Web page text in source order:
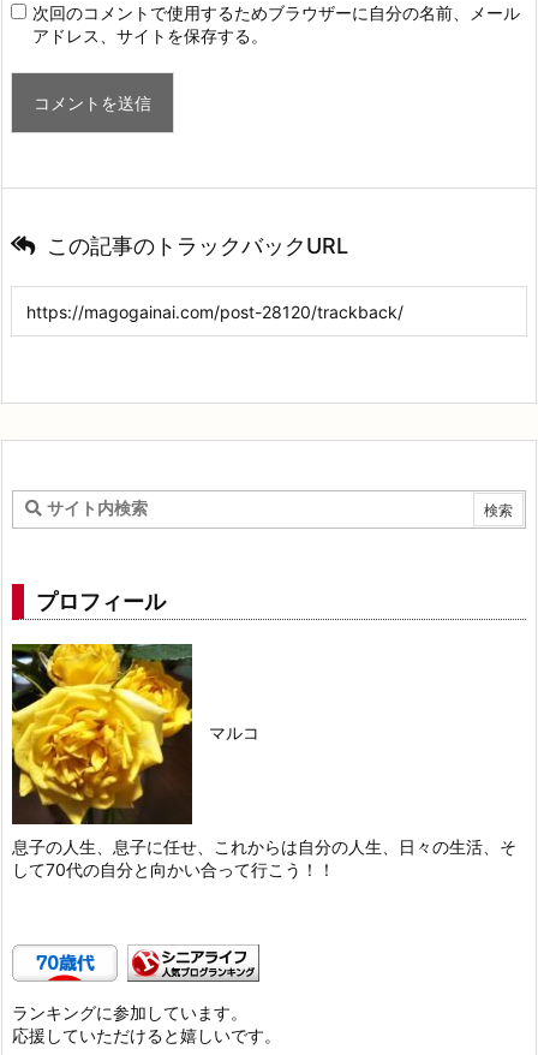
次回のコメントで使用するためブラウザーに自分の名前、メール
アドレス、サイトを保存する。
この記事のトラックバックURL
プロフィール
マルコ
息子の人生、息子に任せ、これからは自分の人生、日々の生活、そ
して70代の自分と向かい合って行こう！！
ランキングに参加しています。
応援していただけると嬉しいです。